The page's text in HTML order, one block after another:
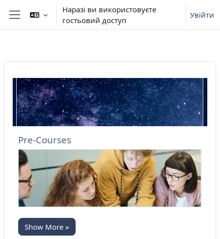
Перейти до головного вмісту
Бокова панель
Наразі ви використовуєте
гостьовий доступ
Увійти
Pre-Courses
Show More »